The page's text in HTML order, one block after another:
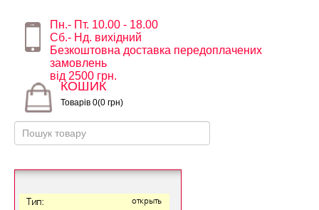
Пн.- Пт. 10.00 - 18.00
Сб.- Нд. вихідний
Безкоштовна доставка передоплачених
замовлень
від 2500 грн.
КОШИК
Товарів 0(0 грн)
Тип: открыть